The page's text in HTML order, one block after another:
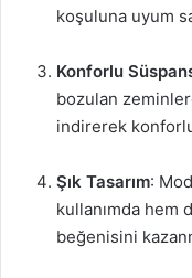
koşuluna uyum
Konforlu
bozulan
indirerek
Şık Tasarım:
kullanımda hem
beğenisini